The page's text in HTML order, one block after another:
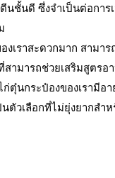
ตีนชั้นดี ซึ่งจำเป็นต่อ
ราสะดวกมาก สาม
ามารถช่วยเสริมสูตรอ
ตุ๋นกระป๋องของเรา
ตัวเลือกที่ไม่ยุ่งยากส